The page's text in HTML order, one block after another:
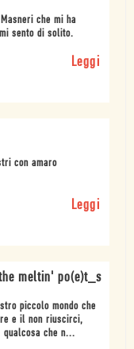
che mi ha
sento di solito.
Leggi
con amaro
Leggi
meltin' po(e)t_s
piccolo mondo che
e il non riuscirci,
che n...